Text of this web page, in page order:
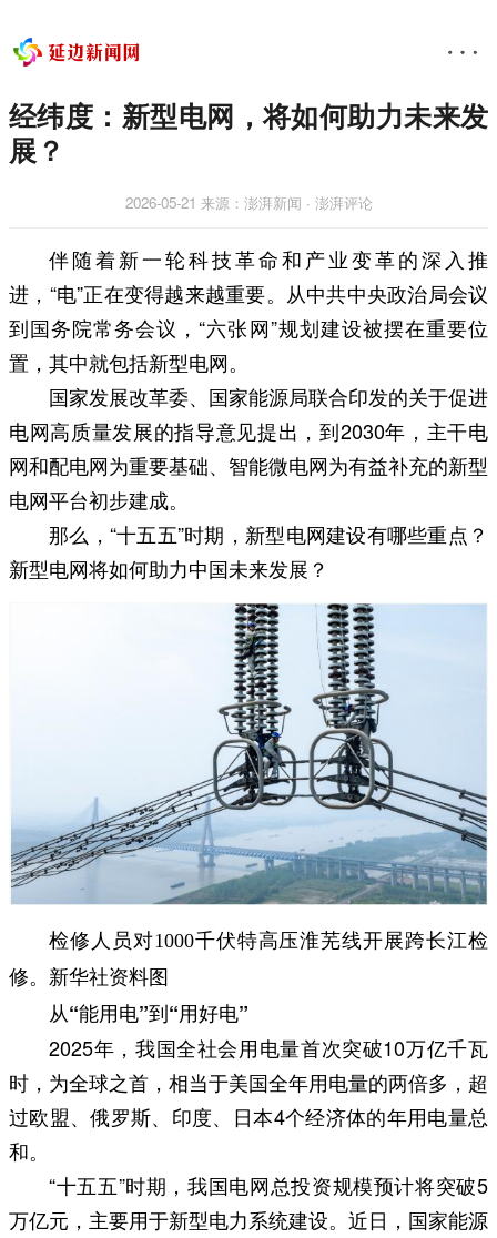
经纬度：新型电网，将如何助力未来发
展？
2026-05-21 来源：澎湃新闻 ∙ 澎湃评论
伴随着新一轮科技革命和产业变革的深入推
进，“电”正在变得越来越重要。从中共中央政治局会议
到国务院常务会议，“六张网”规划建设被摆在重要位
置，其中就包括新型电网。
国家发展改革委、国家能源局联合印发的关于促进
电网高质量发展的指导意见提出，到2030年，主干电
网和配电网为重要基础、智能微电网为有益补充的新型
电网平台初步建成。
那么，“十五五”时期，新型电网建设有哪些重点？
新型电网将如何助力中国未来发展？
检修人员对1000千伏特高压淮芜线开展跨长江检
修。新华社资料图
从“能用电”到“用好电”
2025年，我国全社会用电量首次突破10万亿千瓦
时，为全球之首，相当于美国全年用电量的两倍多，超
过欧盟、俄罗斯、印度、日本4个经济体的年用电量总
和。
“十五五”时期，我国电网总投资规模预计将突破5
万亿元，主要用于新型电力系统建设。近日，国家能源